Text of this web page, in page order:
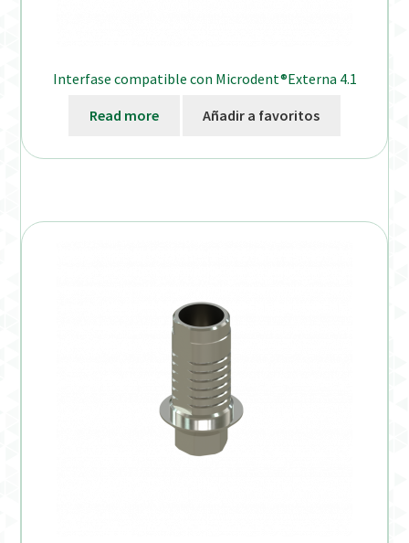
Interfase compatible con Microdent®Externa 4.1
Read more Añadir a favoritos